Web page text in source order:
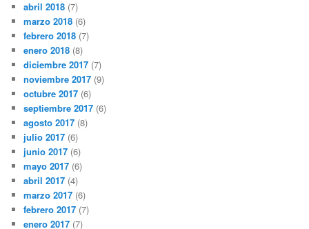
abril 2018 (7)
marzo 2018 (6)
febrero 2018 (7)
enero 2018 (8)
diciembre 2017 (7)
noviembre 2017 (9)
octubre 2017 (6)
septiembre 2017 (6)
agosto 2017 (8)
julio 2017 (6)
junio 2017 (6)
mayo 2017 (6)
abril 2017 (4)
marzo 2017 (6)
febrero 2017 (7)
enero 2017 (7)